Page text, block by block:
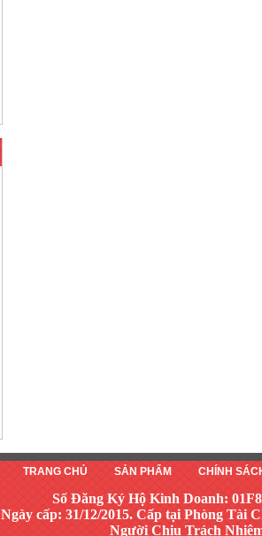
TRANG CHỦ SẢN PHẨM CHÍNH
Số Đăng Ký Hộ Kinh Doanh:
Ngày cấp: 31/12/2015. Cấp tại Phòng Tài
Người Chịu Trách